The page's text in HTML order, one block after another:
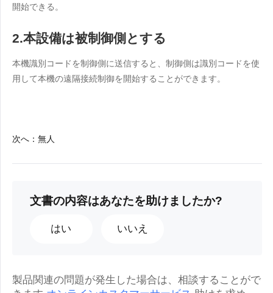
Узбекистан
Europe
United Kingdom España
Русский
English
English English
開始できる。
2.本設備は被制御側とする
本機識別コードを制御側に送信すると、制御側は識別コードを使
用して本機の遠隔接続制御を開始することができます。
次へ ：無人
文書の内容はあなたを助けましたか?
はい いいえ
製品関連の問題が発生した場合は、相談することがで